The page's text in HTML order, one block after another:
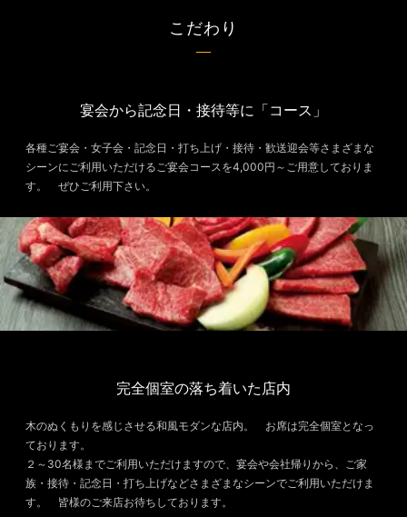
こだわり
宴会から記念日・接待等に「コース」
各種ご宴会・女子会・記念日・打ち上げ・接待・歓送迎会等さまざまな
シーンにご利用いただけるご宴会コースを4,000円～ご用意しておりま
す。 ぜひご利用下さい。
完全個室の落ち着いた店内
木のぬくもりを感じさせる和風モダンな店内。 お席は完全個室となっ
ております。
２～30名様までご利用いただけますので、宴会や会社帰りから、ご家
族・接待・記念日・打ち上げなどさまざまなシーンでご利用いただけま
す。 皆様のご来店お待ちしております。